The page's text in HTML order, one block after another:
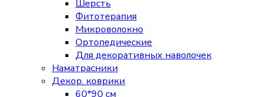
Шерсть
Фитотерапия
Микроволокно
Ортопедические
Для декоративных наволочек
Наматрасники
Декор. коврики
60*90 см